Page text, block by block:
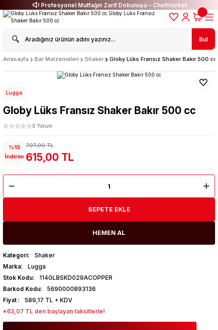
Profesyonel Mutfağın Zarif Dokunuşu – Chefmarket
Bul
Anasayfa Bar Malzemeleri Shaker Globy Lüks Fransız Shaker Bakır 500 cc
Lugga
Globy Lüks Fransız Shaker Bakır 500 cc
0 Yorum
%13
İndirim
707,00 TL
615,00 TL
SEPETE EKLE
HEMEN AL
Kategori
Shaker
Marka
Lugga
Stok Kodu
114GLBSKD029ACOPPER
Barkod Kodu
5690000893136
Fiyat
589,17 TL + KDV
*63,07 TL den başlayan taksitlerle!